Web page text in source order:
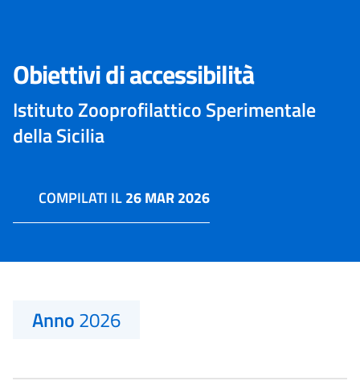
Obiettivi di accessibilità
Istituto Zooprofilattico Sperimentale
della Sicilia
COMPILATI IL26 MAR 2026
Anno2026